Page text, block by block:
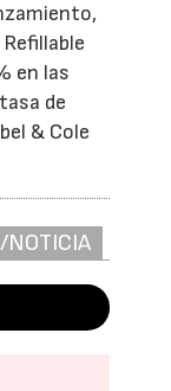
en las
de
& Cole
NOTICIA